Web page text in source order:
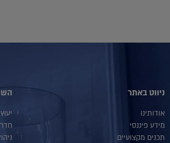
ניווט באתר
אודותינו
מידע פיננסי
תכנים מקצועיים